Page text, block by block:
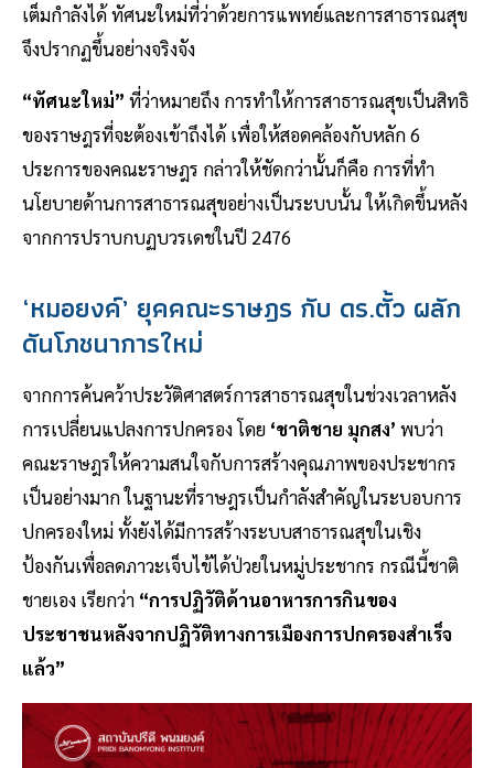
เต็มกำลังได้ ทัศนะใหม่ที่ว่าด้วยการแพทย์และการสาธารณสุข
จึงปรากฏขึ้นอย่างจริงจัง
“ทัศนะใหม่” ที่ว่าหมายถึง การทำให้การสาธารณสุขเป็นสิทธิ
ของราษฎรที่จะต้องเข้าถึงได้ เพื่อให้สอดคล้องกับหลัก 6
ประการของคณะราษฎร กล่าวให้ชัดกว่านั้นก็คือ การที่ทำ
นโยบายด้านการสาธารณสุขอย่างเป็นระบบนั้น ให้เกิดขึ้นหลัง
จากการปราบกบฏบวรเดชในปี 2476
‘หมอยงค์’ ยุคคณะราษฎร กับ ดร.ตั้ว ผลัก
ดันโภชนาการใหม่
จากการค้นคว้าประวัติศาสตร์การสาธารณสุขในช่วงเวลาหลัง
การเปลี่ยนแปลงการปกครอง โดย ‘ชาติชาย มุกสง’ พบว่า
คณะราษฎรให้ความสนใจกับการสร้างคุณภาพของประชากร
เป็นอย่างมาก ในฐานะที่ราษฎรเป็นกำลังสำคัญในระบอบการ
ปกครองใหม่ ทั้งยังได้มีการสร้างระบบสาธารณสุขในเชิง
ป้องกันเพื่อลดภาวะเจ็บไข้ได้ป่วยในหมู่ประชากร กรณีนี้ชาติ
ชายเอง เรียกว่า “การปฏิวัติด้านอาหารการกินของ
ประชาชนหลังจากปฏิวัติทางการเมืองการปกครองสําเร็จ
แล้ว”